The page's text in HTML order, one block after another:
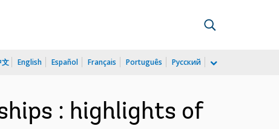
文 English Español Français Português Русский
: highlights of